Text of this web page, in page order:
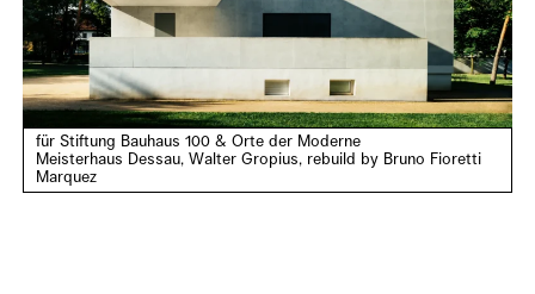
für Stiftung Bauhaus 100 & Orte der Moderne
Meisterhaus Dessau, Walter Gropius, rebuild by Bruno Fioretti
Marquez